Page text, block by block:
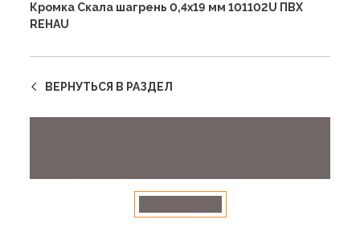
Кромка Скала шагрень 0,4х19 мм 101102U ПВХ
REHAU
ВЕРНУТЬСЯ В РАЗДЕЛ